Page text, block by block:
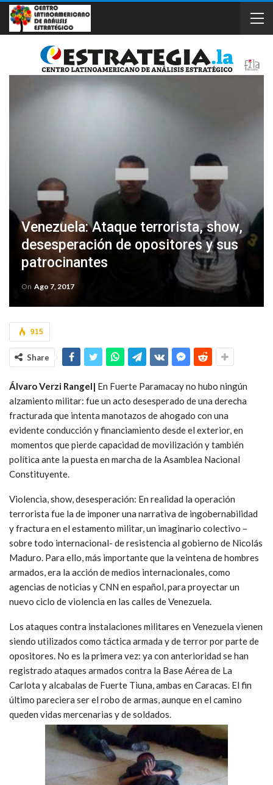
Venezuela: Ataque terrorista, show,
desesperación de opositores y sus
patrocinantes
On Ago 7, 2017
915
Share
Álvaro Verzi Rangel| En Fuerte Paramacay no hubo ningún
alzamiento militar: fue un acto desesperado de una derecha
fracturada que intenta manotazos de ahogado con una
evidente conducción y financiamiento desde el exterior, en
momentos que pierde capacidad de movilización y también
política ante la puesta en marcha de la Asamblea Nacional
Constituyente.
Violencia, show, desesperación: En realidad la operación
terrorista fue la de imponer una narrativa de ingobernabilidad
y fractura en el estamento militar, un imaginario colectivo –
sobre todo internacional- de resistencia al gobierno de Nicolás
Maduro. Para ello, más importante que la veintena de hombres
armados, era la acción de medios internacionales, como
agencias de noticias y CNN en español, para proyectar un
nuevo ciclo de violencia en las calles de Venezuela.
Los ataques contra instalaciones militares en Venezuela vienen
siendo utilizados como táctica armada y de terror por parte de
opositores. No es la primera vez: ya con anterioridad se han
registrado ataques armados contra la Base Aérea de La
Carlota y alcabalas de Fuerte Tiuna, ambas en Caracas. El fin
último pareciera ser el robo de armas, aunque en el camino
queden vidas mercenarias y de soldados.